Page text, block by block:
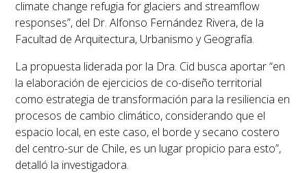
climate change refugia for glaciers and streamflow
responses”, del Dr. Alfonso Fernández Rivera, de la
Facultad de Arquitectura, Urbanismo y Geografía.
La propuesta liderada por la Dra. Cid busca aportar “en
la elaboración de ejercicios de co-diseño territorial
como estrategia de transformación para la resiliencia en
procesos de cambio climático, considerando que el
espacio local, en este caso, el borde y secano costero
del centro-sur de Chile, es un lugar propicio para esto”,
detalló la investigadora.